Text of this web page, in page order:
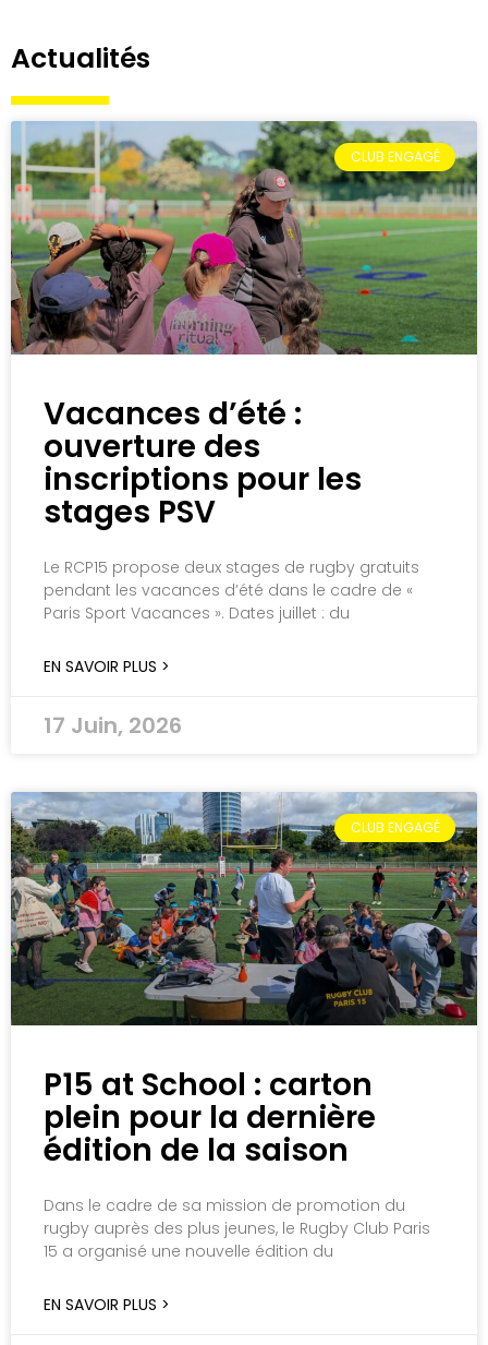
Actualités
CLUB ENGAGÉ
Vacances d’été :
ouverture des
inscriptions pour les
stages PSV
Le RCP15 propose deux stages de rugby gratuits
pendant les vacances d’été dans le cadre de «
Paris Sport Vacances ». Dates juillet : du
EN SAVOIR PLUS >
17 Juin, 2026
CLUB ENGAGÉ
P15 at School : carton
plein pour la dernière
édition de la saison
Dans le cadre de sa mission de promotion du
rugby auprès des plus jeunes, le Rugby Club Paris
15 a organisé une nouvelle édition du
EN SAVOIR PLUS >